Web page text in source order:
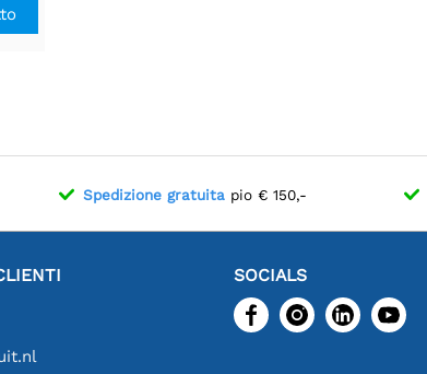
Spedizione gratuita pio € 150,-
SOCIALS